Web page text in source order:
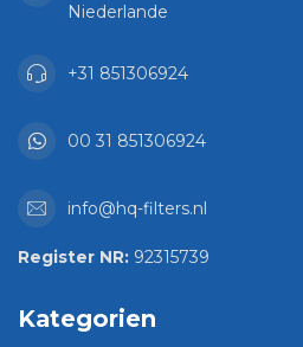
Niederlande
+31 851306924
00 31 851306924
info@hq-filters.nl
Register NR: 92315739
Kategorien